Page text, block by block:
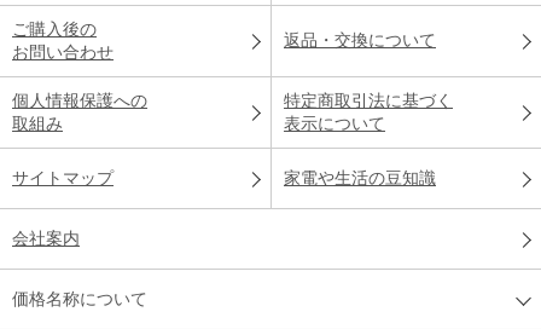
ご購入後の
お問い合わせ
返品・交換について
個人情報保護への
取組み
特定商取引法に基づく
表示について
サイトマップ 家電や生活の豆知識
会社案内
価格名称について